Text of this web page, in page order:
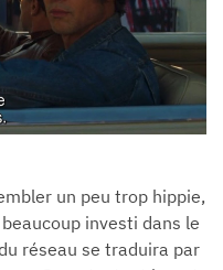
un peu trop hippie,
investi dans le
réseau se traduira par